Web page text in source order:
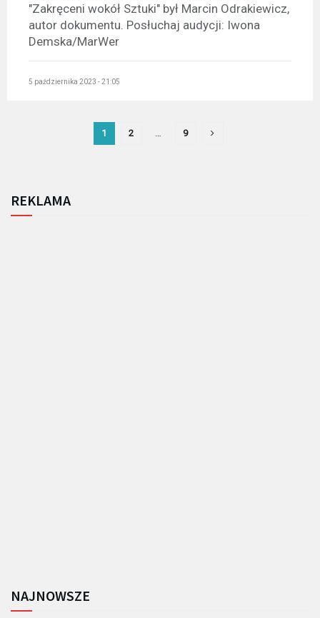
"Zakręceni wokół Sztuki" był Marcin Odrakiewicz,
autor dokumentu. Posłuchaj audycji: Iwona
Demska/MarWer
5 października 2023 - 21:05
1 2 … 9
REKLAMA
NAJNOWSZE